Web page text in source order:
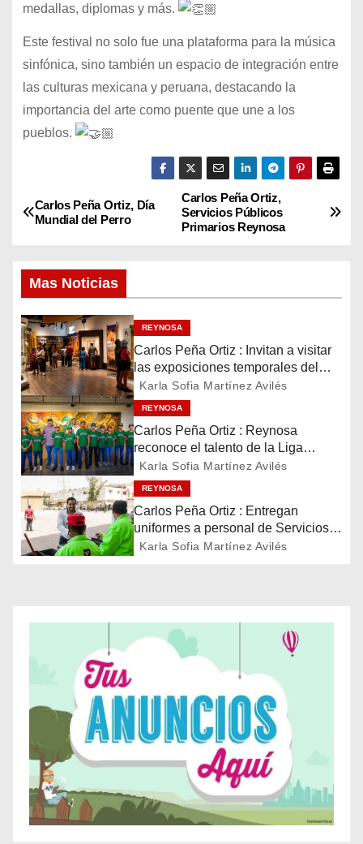
medallas, diplomas y más.
Este festival no solo fue una plataforma para la música
sinfónica, sino también un espacio de integración entre
las culturas mexicana y peruana, destacando la
importancia del arte como puente que une a los
pueblos.
N
v
e
g
a
c
i
ó
n
d
e
r
a
d
a
Carlos Peña Ortiz,
Servicios Públicos
Primarios Reynosa
Carlos Peña Ortiz, Día
Mundial del Perro
Mas Noticias
REYNOSA
Carlos Peña Ortiz : Invitan a visitar
las exposiciones temporales del
Museo del Ferrocarril Reynosa
Karla Sofia Martínez Avilés
REYNOSA
Carlos Peña Ortiz : Reynosa
reconoce el talento de la Liga
Treviño Kelly, subcampeona
latinoamericana
Karla Sofia Martínez Avilés
REYNOSA
Carlos Peña Ortiz : Entregan
uniformes a personal de Servicios
Públicos de Reynosa
Karla Sofia Martínez Avilés